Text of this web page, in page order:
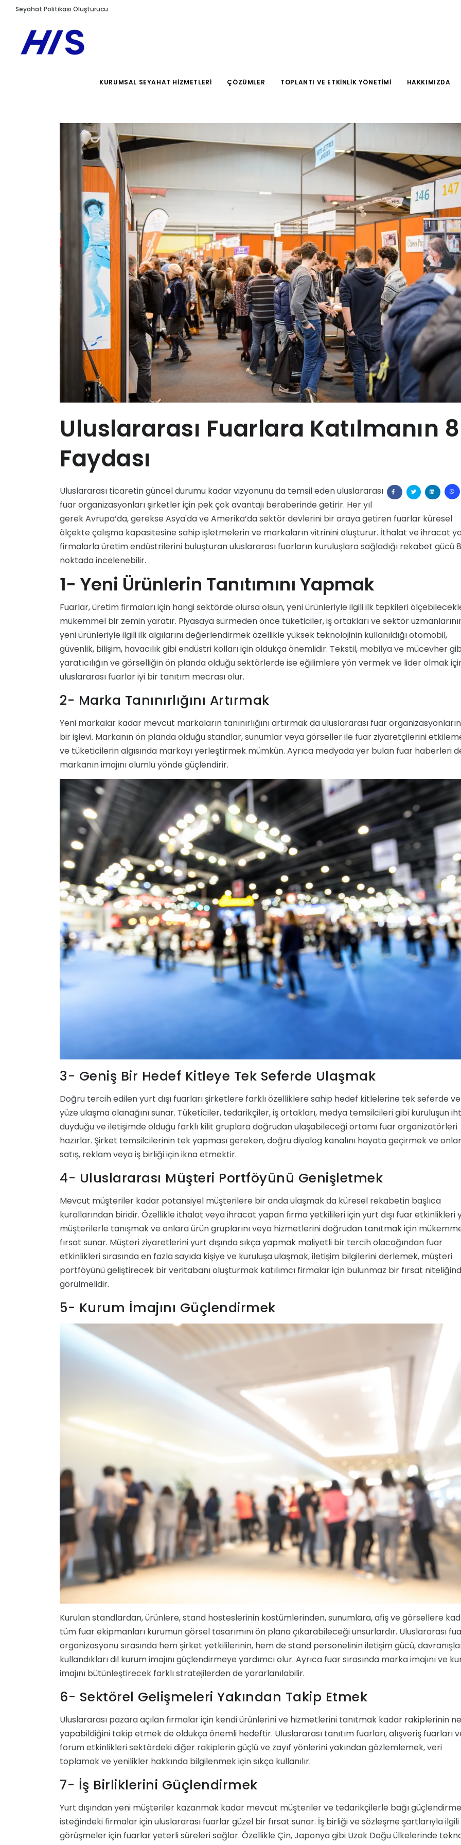
Seyahat Politikası Oluşturucu
KURUMSAL SEYAHAT HIZMETLERI ÇÖZÜMLER TOPLANTI VE ETKINLIK YÖNETIMI HAKKIMIZDA
Uluslararası Fuarlara Katılmanın 8
Faydası
Uluslararası ticaretin güncel durumu kadar vizyonunu da temsil eden uluslararası
fuar organizasyonları şirketler için pek çok avantajı beraberinde getirir. Her yıl
gerek Avrupa’da, gerekse Asya'da ve Amerika’da sektör devlerini bir araya getiren fuarlar küresel
ölçekte çalışma kapasitesine sahip işletmelerin ve markaların vitrinini oluşturur. İthalat ve ihracat
firmalarla üretim endüstrilerini buluşturan uluslararası fuarların kuruluşlara sağladığı rekabet gücü 8
noktada incelenebilir.
1- Yeni Ürünlerin Tanıtımını Yapmak
Fuarlar, üretim firmaları için hangi sektörde olursa olsun, yeni ürünleriyle ilgili ilk tepkileri
mükemmel bir zemin yaratır. Piyasaya sürmeden önce tüketiciler, iş ortakları ve sektör
yeni ürünleriyle ilgili ilk algılarını değerlendirmek özellikle yüksek teknolojinin kullanıldığı otomobil,
güvenlik, bilişim, havacılık gibi endüstri kolları için oldukça önemlidir. Tekstil, mobilya ve mücevher
yaratıcılığın ve görselliğin ön planda olduğu sektörlerde ise eğilimlere yön vermek ve lider olmak
uluslararası fuarlar iyi bir tanıtım mecrası olur.
2- Marka Tanınırlığını Artırmak
Yeni markalar kadar mevcut markaların tanınırlığını artırmak da uluslararası fuar
bir işlevi. Markanın ön planda olduğu standlar, sunumlar veya görseller ile fuar ziyaretçilerini
ve tüketicilerin algısında markayı yerleştirmek mümkün. Ayrıca medyada yer bulan fuar haberleri
markanın imajını olumlu yönde güçlendirir.
3- Geniş Bir Hedef Kitleye Tek Seferde Ulaşmak
Doğru tercih edilen yurt dışı fuarları şirketlere farklı özelliklere sahip hedef kitlelerine tek seferde
yüze ulaşma olanağını sunar. Tüketiciler, tedarikçiler, iş ortakları, medya temsilcileri gibi kuruluşun
duyduğu ve iletişimde olduğu farklı kilit gruplara doğrudan ulaşabileceği ortamı fuar organizatörleri
hazırlar. Şirket temsilcilerinin tek yapması gereken, doğru diyalog kanalını hayata geçirmek ve
satış, reklam veya iş birliği için ikna etmektir.
4- Uluslararası Müşteri Portföyünü Genişletmek
Mevcut müşteriler kadar potansiyel müşterilere bir anda ulaşmak da küresel rekabetin başlıca
kurallarından biridir. Özellikle ithalat veya ihracat yapan firma yetkilileri için yurt dışı fuar etkinlikleri
müşterilerle tanışmak ve onlara ürün gruplarını veya hizmetlerini doğrudan tanıtmak için
fırsat sunar. Müşteri ziyaretlerini yurt dışında sıkça yapmak maliyetli bir tercih olacağından fuar
etkinlikleri sırasında en fazla sayıda kişiye ve kuruluşa ulaşmak, iletişim bilgilerini derlemek, müşteri
portföyünü geliştirecek bir veritabanı oluşturmak katılımcı firmalar için bulunmaz bir fırsat
görülmelidir.
5- Kurum İmajını Güçlendirmek
Kurulan standlardan, ürünlere, stand hosteslerinin kostümlerinden, sunumlara, afiş ve görsellere
tüm fuar ekipmanları kurumun görsel tasarımını ön plana çıkarabileceği unsurlardır. Uluslararası
organizasyonu sırasında hem şirket yetkililerinin, hem de stand personelinin iletişim gücü,
kullandıkları dil kurum imajını güçlendirmeye yardımcı olur. Ayrıca fuar sırasında marka imajını ve
imajını bütünleştirecek farklı stratejilerden de yararlanılabilir.
6- Sektörel Gelişmeleri Yakından Takip Etmek
Uluslararası pazara açılan firmalar için kendi ürünlerini ve hizmetlerini tanıtmak kadar rakiplerinin
yapabildiğini takip etmek de oldukça önemli hedeftir. Uluslararası tanıtım fuarları, alışveriş fuarları
forum etkinlikleri sektördeki diğer rakiplerin güçlü ve zayıf yönlerini yakından gözlemlemek, veri
toplamak ve yenilikler hakkında bilgilenmek için sıkça kullanılır.
7- İş Birliklerini Güçlendirmek
Yurt dışından yeni müşteriler kazanmak kadar mevcut müşteriler ve tedarikçilerle bağı
isteğindeki firmalar için uluslararası fuarlar güzel bir fırsat sunar. İş birliği ve sözleşme şartlarıyla
görüşmeler için fuarlar yeterli süreleri sağlar. Özellikle Çin, Japonya gibi Uzak Doğu ülkelerinde